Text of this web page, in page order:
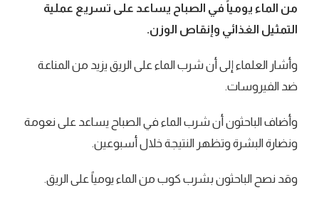
من الماء يومياً في الصباح يساعد على تسريع عملية
التمثيل الغذائي وإنقاص الوزن.
وأشار العلماء إلى أن شرب الماء على الريق يزيد من المناعة
ضد الفيروسات.
وأضاف الباحثون أن شرب الماء في الصباح يساعد على نعومة
ونضارة البشرة وتظهر النتيجة خلال أسبوعين.
وقد نصح الباحثون بشرب كوب من الماء يومياً على الريق.